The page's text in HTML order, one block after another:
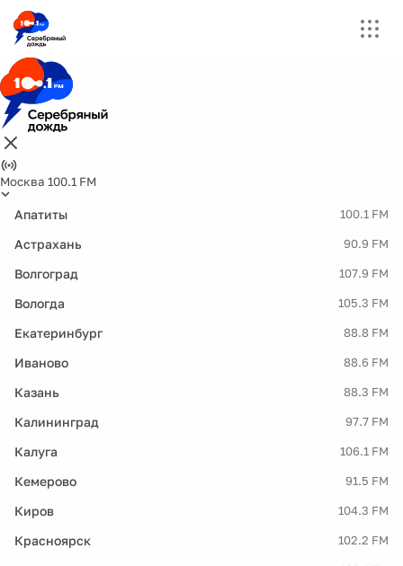
Москва 100.1 FM
Апатиты 100.1 FM
Астрахань 90.9 FM
Волгоград 107.9 FM
Вологда 105.3 FM
Екатеринбург 88.8 FM
Иваново 88.6 FM
Казань 88.3 FM
Калининград 97.7 FM
Калуга 106.1 FM
Кемерово 91.5 FM
Киров 104.3 FM
Красноярск 102.2 FM